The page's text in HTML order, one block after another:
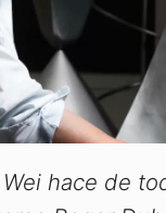
hace de